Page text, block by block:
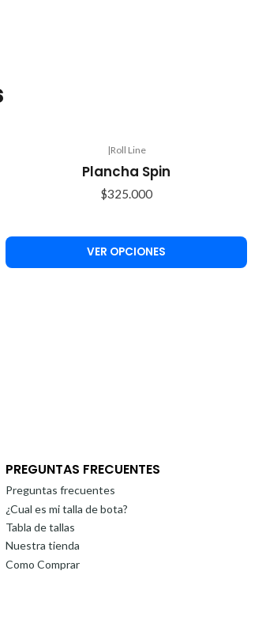
|Roll Line
Plancha Spin
$325.000
VER OPCIONES
PREGUNTAS FRECUENTES
Preguntas frecuentes
¿Cual es mi talla de bota?
Tabla de tallas
Nuestra tienda
Como Comprar